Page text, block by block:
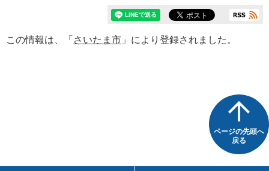
この情報は、「 さいたま市 」により登録されました。
ページの先頭へ
戻る